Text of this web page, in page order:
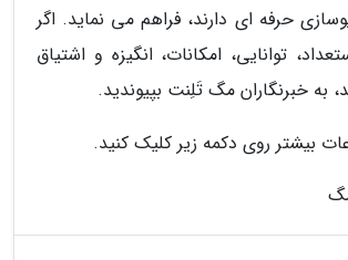
حرفه ای دارند، فراهم می نماید. اگر
توانایی، امکانات، انگیزه و اشتیاق
به خبرنگاران مگ تَلِنت بپیوندید.
بیشتر روی دکمه زیر کلیک کنید.